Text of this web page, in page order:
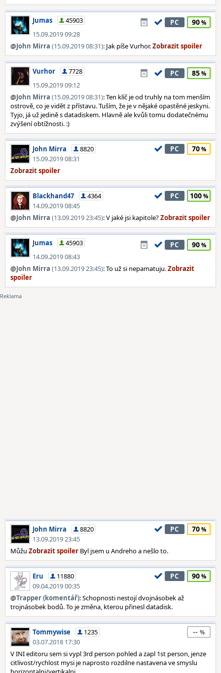
Jumas
45903
15.09.2019 09:28
PC 90
@John Mirra (15.09.2019 08:31): Jak píše Vurhor.
Vurhor
7728
15.09.2019 09:12
PC 85
@John Mirra (15.09.2019 08:31): Ten klíč je od truhly na tom menším
ostrově, co je vidět z přístavu. Tuším, že je v nějaké opastěné jeskyni.
Tyjo, já už jedině s datadiskem. Hlavně ale kvůli tomu dodatečnému
zvýšení obtížnosti. :)
John Mirra
8820
15.09.2019 08:31
PC 70
Blackhand47
4364
14.09.2019 08:45
PC 100
@John Mirra (13.09.2019 23:45): V jaké jsi kapitole?
Jumas
45903
14.09.2019 08:43
PC 90
@John Mirra (13.09.2019 23:45): To už si nepamatuju.
John Mirra
8820
13.09.2019 23:45
PC 70
Můžu Byl jsem u Andreho a nešlo to.
Eru
11880
09.04.2019 00:35
PC 90
@Trapper (komentář): Schopnosti nestojí dvojnásobek až
trojnásobek bodů. To je změna, kterou přinesl datadisk.
Tommywise
1235
03.07.2018 17:30
--
V INI editoru sem si vypl 3rd person pohled a zapl 1st person, jenze
citlivost/rychlost mysi je naprosto rozdilne nastavena ve smyslu